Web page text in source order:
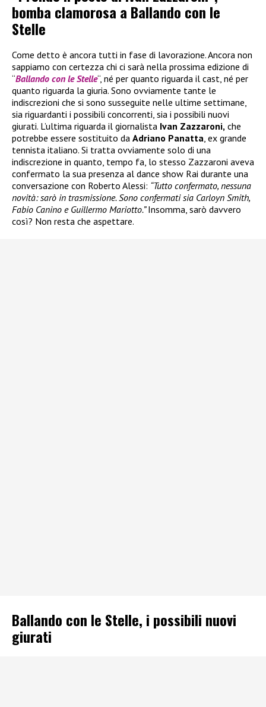
bomba clamorosa a Ballando con le
Stelle
Come detto è ancora tutti in fase di lavorazione. Ancora non
sappiamo con certezza chi ci sarà nella prossima edizione di
“Ballando con le Stelle“, né per quanto riguarda il cast, né per
quanto riguarda la giuria. Sono ovviamente tante le
indiscrezioni che si sono susseguite nelle ultime settimane,
sia riguardanti i possibili concorrenti, sia i possibili nuovi
giurati. L’ultima riguarda il giornalista Ivan Zazzaroni, che
potrebbe essere sostituito da Adriano Panatta, ex grande
tennista italiano. Si tratta ovviamente solo di una
indiscrezione in quanto, tempo fa, lo stesso Zazzaroni aveva
confermato la sua presenza al dance show Rai durante una
conversazione con Roberto Alessi: “Tutto confermato, nessuna
novità: sarò in trasmissione. Sono confermati sia Carloyn Smith,
Fabio Canino e Guillermo Mariotto.”Insomma, sarò davvero
così? Non resta che aspettare.
Ballando con le Stelle, i possibili nuovi
giurati